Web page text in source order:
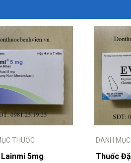
THUỐC
5mg
DANH
Thuốc